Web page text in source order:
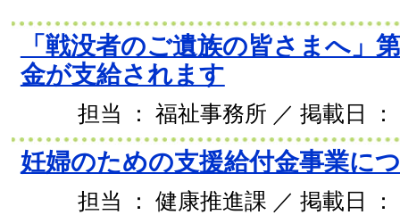
「戦没者のご遺族の皆さまへ」
金が支給されます
担当 ： 福祉事務所 ／ 掲載日 ：
妊婦のための支援給付金事業に
担当 ： 健康推進課 ／ 掲載日 ：